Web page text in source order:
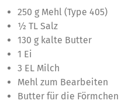
250 g Mehl (Type 405)
½ TL Salz
130 g kalte Butter
1 Ei
3 EL Milch
Mehl zum Bearbeiten
Butter für die Förmchen